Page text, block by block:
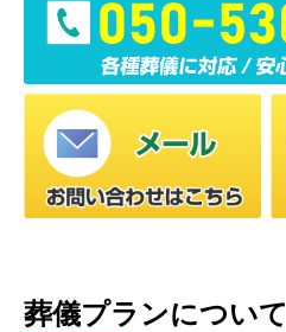
葬儀プランについて